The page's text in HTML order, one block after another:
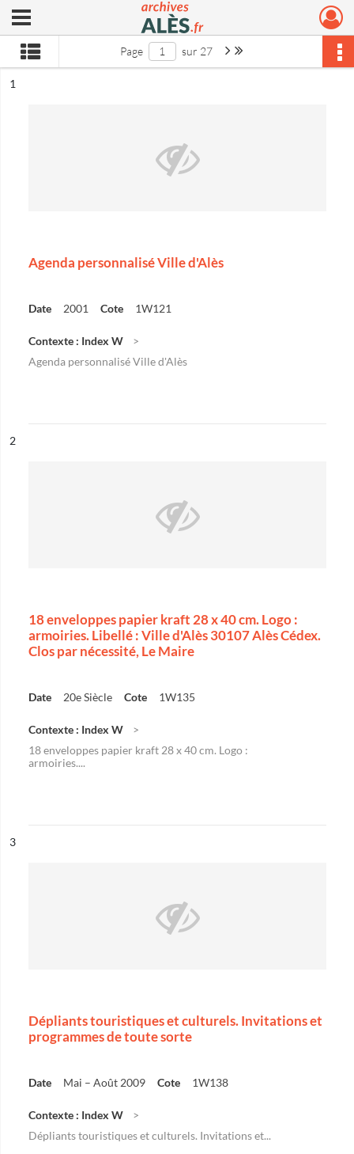
Archives municipales d'Alès
Ouvrir le menu déroulant
Page sur 27 Page suivante : 1/27
n°
1
Agenda personnalisé Ville d'Alès
Date 2001 Cote 1W121
Contexte : Index W
Agenda personnalisé Ville d'Alès
n°
2
18 enveloppes papier kraft 28 x 40 cm. Logo :
armoiries. Libellé : Ville d'Alès 30107 Alès Cédex.
Clos par nécessité, Le Maire
Date 20e Siècle Cote 1W135
Contexte : Index W
18 enveloppes papier kraft 28 x 40 cm. Logo :
armoiries....
n°
3
Dépliants touristiques et culturels. Invitations et
programmes de toute sorte
Date Mai – Août 2009 Cote 1W138
Contexte : Index W
Dépliants touristiques et culturels. Invitations et...